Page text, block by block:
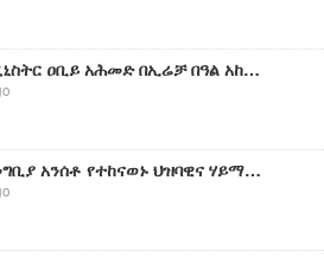
ጠቅላይ ሚኒስትር ዐቢይ አሕመድ በኢሬቻ በዓል አከባበር ዙሪያ ከአባ ገዳዎችና የሀገር ሽማግሌዎች ጋር መከሩ፡፡ | EBC
ከ2012 መግቢያ አንሰቶ የተከናወኑ ህዝባዊና ሃይማኖታዊ በዓላት በሰላማዊ ሁኔታ ተከብረዋል- የፌዴራል ፖሊስ